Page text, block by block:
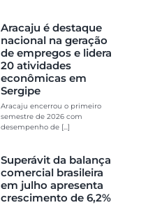
Aracaju é destaque
nacional na geração
de empregos e lidera
20 atividades
econômicas em
Sergipe
Aracaju encerrou o primeiro
semestre de 2026 com
desempenho de [...]
Superávit da balança
comercial brasileira
em julho apresenta
crescimento de 6,2%